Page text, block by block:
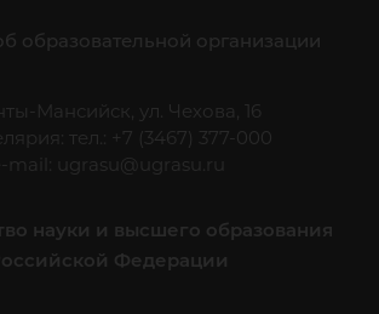
образовательной организации
Мансийск, ул. Чехова, 16
тел.: +7 (3467) 377-000
mail:
ugrasu@ugrasu.ru
науки и высшего образования
Федерации